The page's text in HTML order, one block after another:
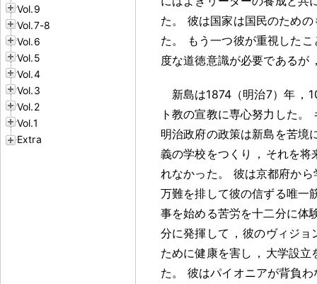
Vol.9
Vol.7-8
Vol.6
Vol.5
Vol.4
Vol.3
Vol.2
Vol.1
Extra
た 。
彼は国家は国民のための
た 。
もう一つ彼が重視したこ
度な道徳意識が必要であるが
新島は1874（明治7）年 ，
ト教の宣教に専心努力した 。
明治政府の政策は新島を苦境
義の学校をつくり
， それを将
れなかった 。
彼は京都府か
万難を排して彼の信ずる唯一
事を始める苦労を十二分に体
分に発揮して ， 彼のヴィジョ
ために健康を害し ， 大学設立
た 。
彼はパイオニアが背負